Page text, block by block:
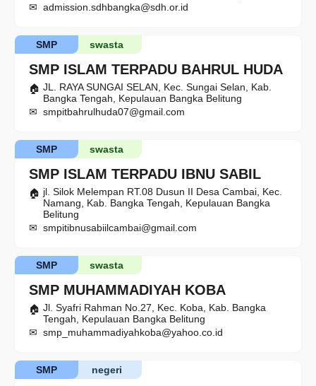
admission.sdhbangka@sdh.or.id
SMP ISLAM TERPADU BAHRUL HUDA
swasta
SMP
JL. RAYA SUNGAI SELAN, Kec. Sungai Selan, Kab.
Bangka Tengah, Kepulauan Bangka Belitung
smpitbahrulhuda07@gmail.com
SMP ISLAM TERPADU IBNU SABIL
swasta
SMP
jl. Silok Melempan RT.08 Dusun II Desa Cambai, Kec.
Namang, Kab. Bangka Tengah, Kepulauan Bangka
Belitung
smpitibnusabiilcambai@gmail.com
SMP MUHAMMADIYAH KOBA
swasta
SMP
Jl. Syafri Rahman No.27, Kec. Koba, Kab. Bangka
Tengah, Kepulauan Bangka Belitung
smp_muhammadiyahkoba@yahoo.co.id
negeri
SMP